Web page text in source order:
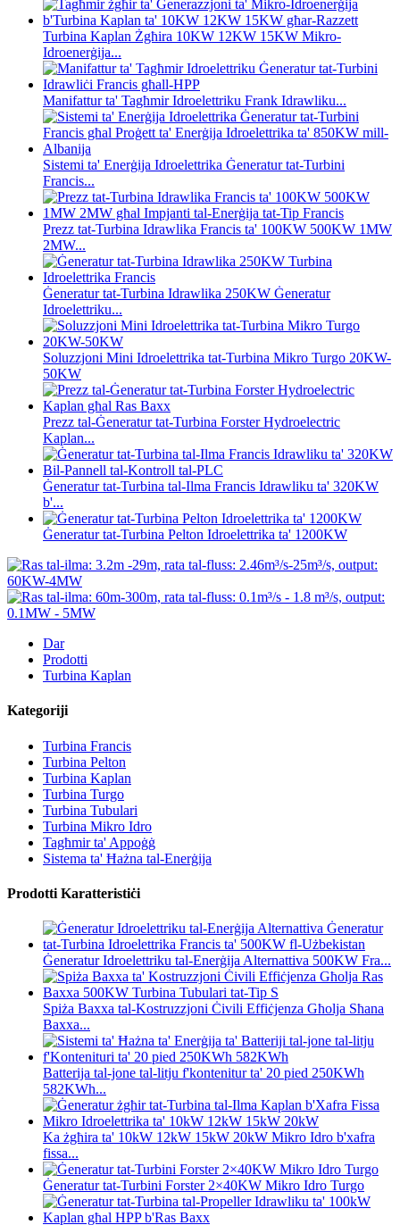
Turbina Kaplan Żgħira 10KW 12KW 15KW Mikro-
Idroenerġija...
Manifattur ta' Tagħmir Idroelettriku Frank Idrawliku...
Sistemi ta' Enerġija Idroelettrika Ġeneratur tat-Turbini
Francis...
Prezz tat-Turbina Idrawlika Francis ta' 100KW 500KW 1MW
2MW...
Ġeneratur tat-Turbina Idrawlika 250KW Ġeneratur
Idroelettriku...
Soluzzjoni Mini Idroelettrika tat-Turbina Mikro Turgo 20KW-
50KW
Prezz tal-Ġeneratur tat-Turbina Forster Hydroelectric
Kaplan...
Ġeneratur tat-Turbina tal-Ilma Francis Idrawliku ta' 320KW
b'...
Ġeneratur tat-Turbina Pelton Idroelettrika ta' 1200KW
Dar
Prodotti
Turbina Kaplan
Kategoriji
Turbina Francis
Turbina Pelton
Turbina Kaplan
Turbina Turgo
Turbina Tubulari
Turbina Mikro Idro
Tagħmir ta' Appoġġ
Sistema ta' Ħażna tal-Enerġija
Prodotti Karatteristiċi
Ġeneratur Idroelettriku tal-Enerġija Alternattiva 500KW Fra...
Spiża Baxxa tal-Kostruzzjoni Ċivili Effiċjenza Għolja Sħana
Baxxa...
Batterija tal-jone tal-litju f'kontenitur ta' 20 pied 250KWh
582KWh...
Ka żgħira ta' 10kW 12kW 15kW 20kW Mikro Idro b'xafra
fissa...
Ġeneratur tat-Turbini Forster 2×40KW Mikro Idro Turgo